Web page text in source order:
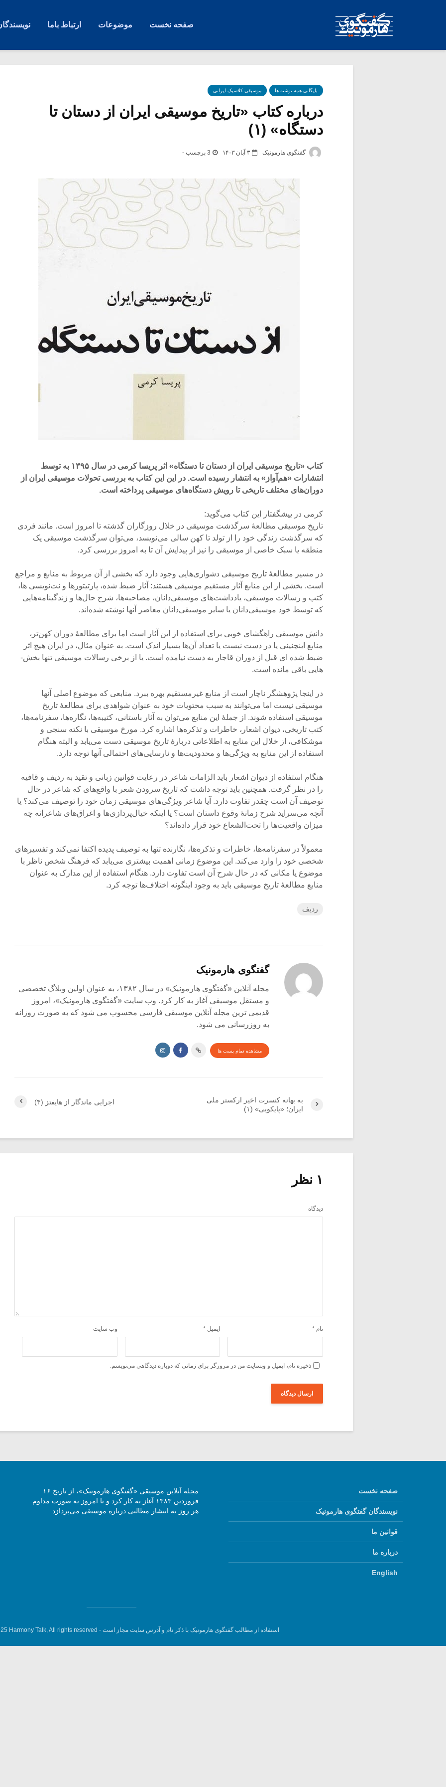
صفحه نخست موضوعات ارتباط باما
بایگانی همه نوشته ها موسیقی کلاسیک ایرانی
درباره کتاب «تاریخ موسیقی ایران از دستان تا
دستگاه» (۱)
گفتگوی هارمونیک ۳ آبان ۱۴۰۳ 3 برچسب -
کتاب «تاریخ موسیقی ایران از دستان تا دستگاه» اثر پریسا کرمی در سال ۱۳۹۵ به توسط
انتشارات «هم‌آواز» به انتشار رسیده است. در این این کتاب به بررسی تحولات موسیقی ایران از
دوران‌های مختلف تاریخی تا رویش دستگاه‌های موسیقی پرداخته است.
کرمی در ییشگفتار این کتاب می‌گوید:
تاریخ موسیقی مطالعۀ سرگذشت موسیقی در خلال روزگاران گذشته تا امروز است. مانند فردی
که سرگذشت زندگی خود را از تولد تا کهن سالی می­‌نویسد، می­‌توان سرگذشت موسیقی یک
منطقه یا سبک خاصی از موسیقی را نیز از پیدایش آن تا به امروز بررسی کرد.
در مسیر مطالعۀ تاریخ موسیقی دشواری­‌هایی وجود دارد که بخشی از آن مربوط به منابع و مراجع
است. بخشی از این منابع آثار مستقیم موسیقی هستند: آثار ضبط شده، پارتیتورها و نت­‌نویسی ها،
کتب و رسالات موسیقی، یادداشت‌های موسیقی‌دانان، مصاحبه‌ها، شرح حال‌­ها و زندگی­نامه‌­هایی
که توسط خود موسیقی‌­دانان یا سایر موسیقی­‌دانان معاصر آن­ها نوشته شده‌­اند.
دانش موسیقی راهگشای خوبی برای استفاده از این آثار است اما برای مطالعۀ دوران کهن‌­تر،
منابع­­ این­چنینی یا در دست نیست یا تعداد آن‌ها بسیار اندک است. به عنوان مثال، در ایران هیچ اثر
ضبط شده ای قبل از دوران قاجار به دست نیامده است. یا از برخی رسالات موسیقی تنها بخش‌­
هایی باقی مانده است.
در اینجا پژوهشگر ناچار است از منابع غیرمستقیم بهره ببرد. منابعی که موضوع اصلی آنها
موسیقی نیست اما می­‌توانند به سبب محتویات خود به عنوان شواهدی برای مطالعۀ تاریخ
موسیقی استفاده شوند. از جملۀ این منابع می­‌توان به آثار باستانی، کتیبه‌ها، نگاره‌­ها، سفرنامه­‌ها،
کتب تاریخی، دیوان اشعار، خاطرات و تذکره‌­ها اشاره کرد. مورخ موسیقی با نکته سنجی و
موشکافی، از خلال این منابع به اطلاعاتی دربارۀ تاریخ موسیقی دست می­‌یابد و البته هنگام
استفاده از این منابع به ویژگی­‌ها و محدودیت‌­ها و نارسایی­‌های احتمالی آ­نها توجه دارد.
هنگام استفاده از دیوان اشعار باید الزامات شاعر در رعایت قوانین زبانی و تقید به ردیف و قافیه
را در نظر گرفت. همچنین باید توجه داشت که تاریخ سرودن شعر با واقع‌ه­ای که شاعر در حال
توصیف آن است چقدر تفاوت دارد. آیا شاعر ویژگی­‌های موسیقی زمان خود را توصیف می­‌کند؟ یا
آنچه می­‌سراید شرح زمانۀ وقوع داستان است؟ ­یا اینکه خیال­‌پردازی­‌ها و اغراق­‌های شاعرانه چه
میزان واقعیت­‌ها را تحت‌­الشعاع خود قرار داده­‌اند؟
معمولاً در سفرنامه‌ها، خاطرات و تذکره­‌ها، نگارنده تنها به توصیف پدیده اکتفا نمی­‌کند و تفسیرهای
شخصی خود را وارد می­‌کند. این موضوع زمانی اهمیت بیشتری می­‌یابد که فرهنگ شخص ناظر با
موضوع یا مکانی که در حال شرح آن است تفاوت دارد. هنگام استفاده از این مدارک به عنوان
منابع مطالعۀ تاریخ موسیقی باید به وجود اینگونه اختلاف­‌ها توجه کرد.
ردیف
گفتگوی هارمونیک
مجله آنلاین «گفتگوی هارمونیک» در سال ۱۳۸۲، به عنوان اولین وبلاگ تخصصی
و مستقل موسیقی آغاز به کار کرد. وب سایت «گفتگوی هارمونیک»، امروز
قدیمی ترین مجله آنلاین موسیقی فارسی محسوب می شود که به صورت روزانه
به روزرسانی می شود.
مشاهده تمام پست ها
اجرایی ماندگار از هایفتز (۴)
به بهانه کنسرت اخیر ارکستر ملی
ایران؛ «پایکوبی» (۱)
۱ نظر
دیدگاه
نام * ایمیل * وب‌ سایت
ذخیره نام، ایمیل و وبسایت من در مرورگر برای زمانی که دوباره دیدگاهی می‌نویسم.
صفحه نخست
نویسندگان گفتگوی هارمونیک
قوانین ما
درباره ما
English
مجله آنلاین موسیقی «گفتگوی هارمونیک»، از تاریخ ۱۶
فروردین ۱۳۸۳ آغاز به کار کرد و تا امروز به صورت مداوم
هر روز به انتشار مطالبی درباره موسیقی می‌پردازد.
استفاده از مطالب گفتگوی هارمونیک با ذکر نام و آدرس سایت مجاز است - Harmony Talk, All rights reserved.